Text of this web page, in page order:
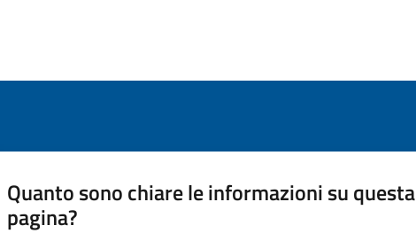
Quanto sono chiare le informazioni su questa
pagina?